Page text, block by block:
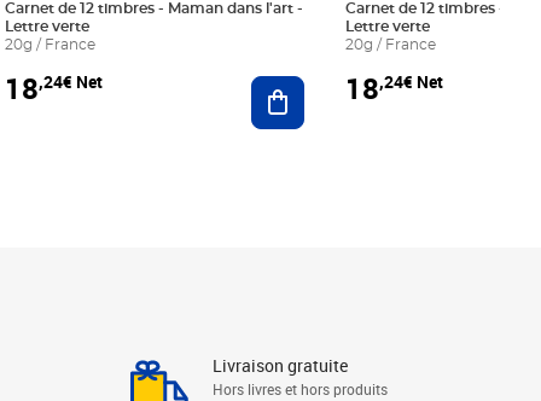
au panier
Carnet de 12 timbres - Maman dans l'art -
Lettre verte
20g / France
18,24€ Net Ajouter au panier
Carnet de 12 timbres - Le
Lettre verte
20g / France
18,24€ Net
Livraison gratuite
Hors livres et hors produits